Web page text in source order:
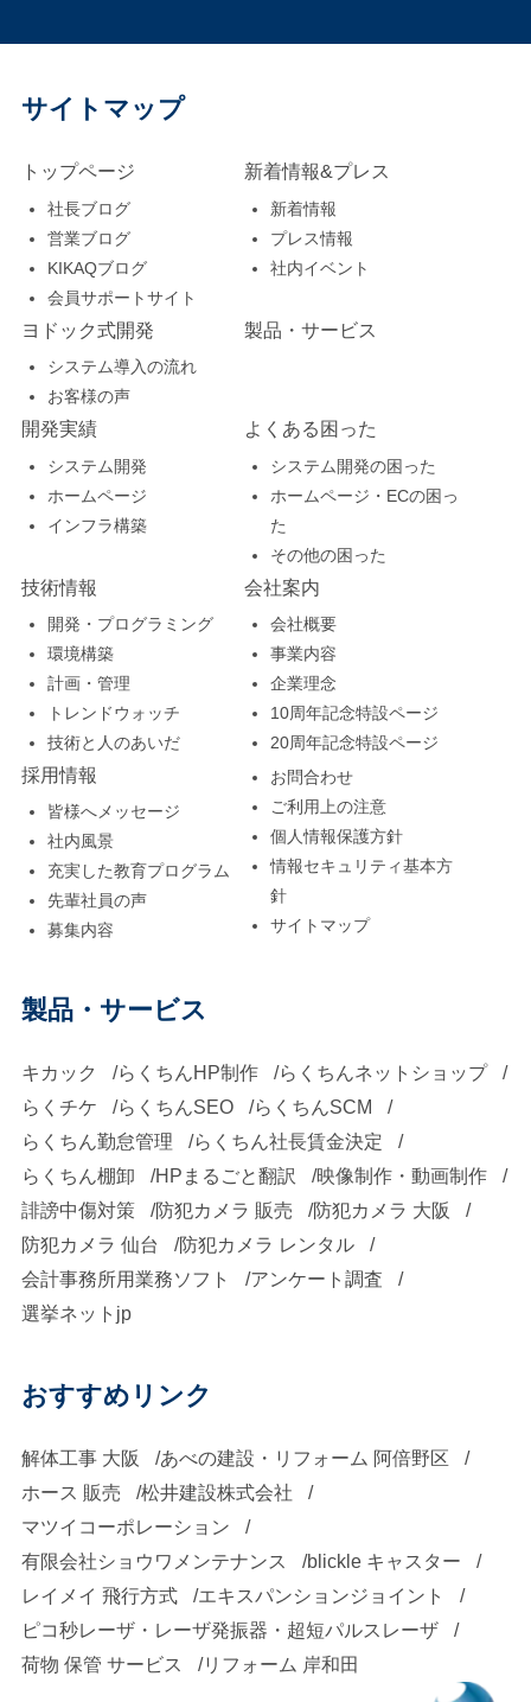
で、新たな価値を創造
環境が目まぐるしく変
化する現代において、
システム投資は企業競
争力を左右する重要な
要素です。しかし、全
てのシステムをゼロか
ら構築し直す「スクラ
ップ＆ビルド」のアプ
ローチは、莫大なコス
トと時間、そして現場
への大きな負担を伴い
ます。 そこで私たちが
提案するのは、現在お
使いのシステムを「流
用」し、そこに最先端
の機能を「連携」させ
るという、最も効率的
でリスクの低いアプロ
ーチです。貴社の既存
システムに蓄積された
貴重なデータは、安易
ありません。これらを
活かさずに新しいもの
に切り替えることは、
これまでの投資を無駄
にするだけでなく、従
業員が慣れ親しんだ操
作環境を奪い、かえっ
低下を招く可能性もあ
に新しいシステムを導
入するだけでなく、貴
社の既存システム資産
を徹底的に分析し、そ
の価値を最大限に引き
出します。そして、本
ステム会社では、まず
人件費が中小企業と比
較して高めに設定され
て、大規模な組織運営
もかさみます。 これら
のコストが最終的に開
発費用に上乗せされる
発費用が高くなる傾向
にあるのです。また、
大手システム会社は、
そのビジネスモデルと
して大企業向けの大規
模システム開発を主要
なターゲットとしてい
ることが多く、このよ
に上るケースも珍しく
ありません。 たとえ小
規模なシステム開発で
あっても、最低でも数
百万円の費用が必要と
なることが一般的で
ると言えるでしょう。
ヨドックでは、お客様
の費用負担を軽減しつ
つ、高品質なサービス
を提供するために、パ
ッケージ製品として
さや複雑さに、どこか
いらっしゃるのではな
いでしょうか。 システ
ム刷新は、貴社の未来
を形作り、競争力を高
めるための重要な経営
戦略です。しかし、漠
然とした不安や情報不
足から、せっかくの機
もったいないことで
す。 この記事では、シ
ステム刷新を検討する
際に「まず何から考え
ればよいのか」「どん
なステップで進めてい
くのか」について、具
体的な視点とポイント
を分かりやすく解説し
ます。貴社のビジネス
を実現するための第一
ステム刷新の前に知っ
ておくべきこと：なぜ
今、刷新が必要なの
か？ システム刷新を考
える前に、最も重要な
のは「なぜ今、刷新が
にすることです。漠然
とした不満ではなく、
具体的な課題を洗い出
すことで、システム刷
新の目的が明確にな
り、成功への道筋が見
えてきます。 既存シス
テムが抱える課題の洗
荷になってしまいま
す。 ヨドックでは、顧
客管理や問い合わせ管
ステムの開発・運用保
シャルサイトやネット
ショップ構築・ネット
ワークやPCなどの機器
に関する運用保守ま
で、一括でお任せ頂け
るノウハウがありま
す。 このように全てを
一括でお任せ頂くこと
によって、トラブルが
あった時に原因究明の
時間の短縮や、関係各
社とのやり取りの省力
化、そして何より運用
管理に対するコストの
も、コストカットが可
能です。例えば、Web
ステム｣や｢カード決済
などの購入システム」
を有するサイトの場
るという流れが一般的
作会社に任せると一括
で作業を請け負ってく
れる場合もあります
が、内部のシステムを
サイトマップ
トップページ
社長ブログ
営業ブログ
KIKAQブログ
会員サポートサイト
新着情報&プレス
新着情報
プレス情報
社内イベント
ヨドック式開発
システム導入の流れ
お客様の声
製品・サービス
開発実績
システム開発
ホームページ
インフラ構築
よくある困った
システム開発の困った
ホームページ・ECの困っ
た
その他の困った
技術情報
開発・プログラミング
環境構築
計画・管理
トレンドウォッチ
技術と人のあいだ
会社案内
会社概要
事業内容
企業理念
10周年記念特設ページ
20周年記念特設ページ
採用情報
皆様へメッセージ
社内風景
充実した教育プログラム
先輩社員の声
募集内容
お問合わせ
ご利用上の注意
個人情報保護方針
情報セキュリティ基本方
針
サイトマップ
製品・サービス
キカック らくちんHP制作
らくちんネットショップ
らくチケ
らくちんSEO
らくちんSCM
らくちん勤怠管理
らくちん社長賃金決定
らくちん棚卸
HPまるごと翻訳
映像制作・動画制作
誹謗中傷対策
防犯カメラ 販売
防犯カメラ 大阪
防犯カメラ 仙台
防犯カメラ レンタル
会計事務所用業務ソフト
アンケート調査
選挙ネットjp
おすすめリンク
解体工事 大阪
あべの建設・リフォーム 阿倍野区
ホース 販売
松井建設株式会社
マツイコーポレーション
有限会社ショウワメンテナンス
blickle キャスター
レイメイ 飛行方式
エキスパンションジョイント
ピコ秒レーザ・レーザ発振器・超短パルスレーザ
荷物 保管 サービス
リフォーム 岸和田